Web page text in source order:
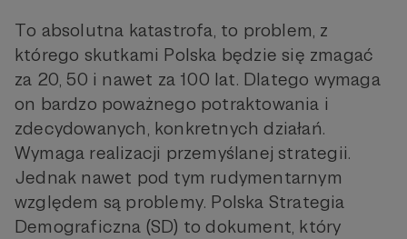
To absolutna katastrofa, to problem, z
którego skutkami Polska będzie się zmagać
za 20, 50 i nawet za 100 lat. Dlatego wymaga
on bardzo poważnego potraktowania i
zdecydowanych, konkretnych działań.
Wymaga realizacji przemyślanej strategii.
Jednak nawet pod tym rudymentarnym
względem są problemy. Polska Strategia
Demograficzna (SD) to dokument, który